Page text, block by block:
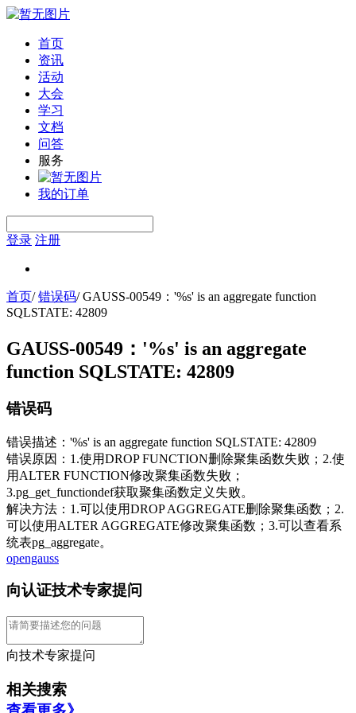
首页
资讯
活动
大会
学习
文档
问答
服务
我的订单
登录 注册
首页/错误码/GAUSS-00549：'%s' is an aggregate function
SQLSTATE: 42809
GAUSS-00549：'%s' is an aggregate
function SQLSTATE: 42809
错误码
错误描述：'%s' is an aggregate function SQLSTATE: 42809
错误原因：1.使用DROP FUNCTION删除聚集函数失败；2.使
用ALTER FUNCTION修改聚集函数失败；
3.pg_get_functiondef获取聚集函数定义失败。
解决方法：1.可以使用DROP AGGREGATE删除聚集函数；2.
可以使用ALTER AGGREGATE修改聚集函数；3.可以查看系
统表pg_aggregate。
opengauss
向认证技术专家提问
向技术专家提问
相关搜索